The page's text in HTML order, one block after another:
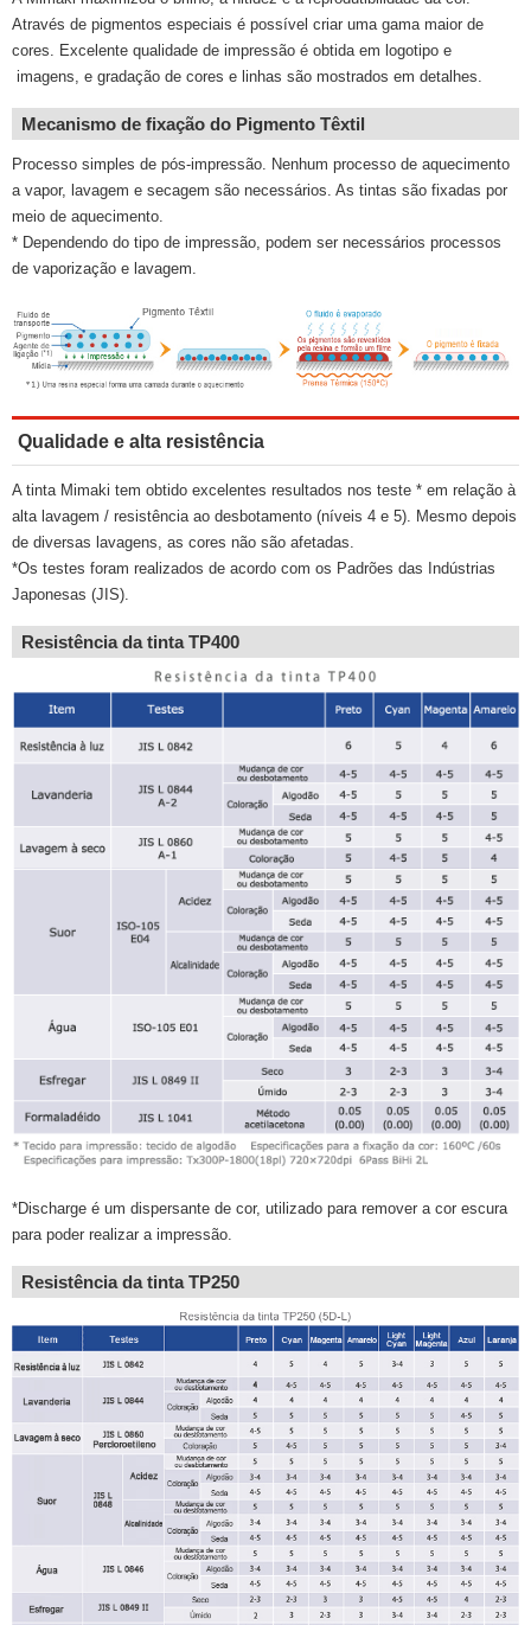
Através de pigmentos especiais é possível criar uma gama maior de
cores. Excelente qualidade de impressão é obtida em logotipo e
imagens, e gradação de cores e linhas são mostrados em detalhes.
Mecanismo de fixação do Pigmento Têxtil
Processo simples de pós-impressão. Nenhum processo de aquecimento
a vapor, lavagem e secagem são necessários. As tintas são fixadas por
meio de aquecimento.
* Dependendo do tipo de impressão, podem ser necessários processos
de vaporização e lavagem.
Qualidade e alta resistência
A tinta Mimaki tem obtido excelentes resultados nos teste * em relação à
alta lavagem / resistência ao desbotamento (níveis 4 e 5). Mesmo depois
de diversas lavagens, as cores não são afetadas.
*Os testes foram realizados de acordo com os Padrões das Indústrias
Japonesas (JIS).
Resistência da tinta TP400
*Discharge é um dispersante de cor, utilizado para remover a cor escura
para poder realizar a impressão.
Resistência da tinta TP250